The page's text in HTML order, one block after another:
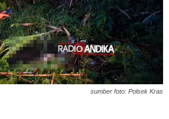
sumber foto: Polsek Kras